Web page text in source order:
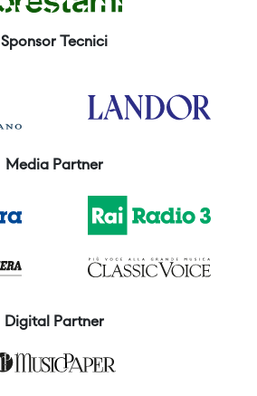
Sponsor Tecnici
Media Partner
Digital Partner